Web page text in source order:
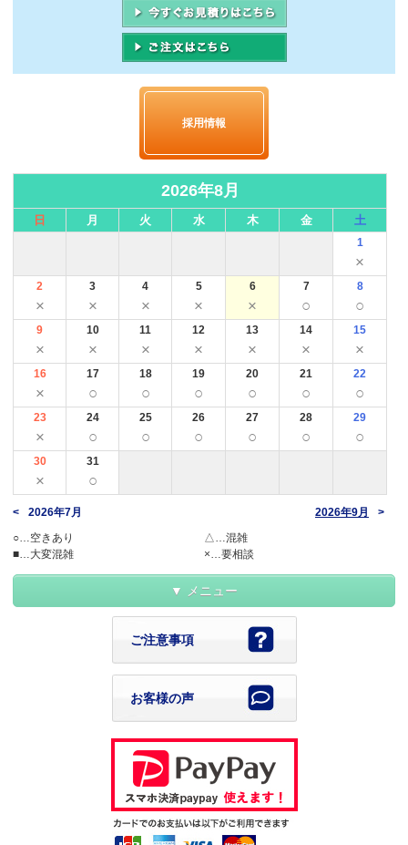
採用情報
2026年8月
日 月 火 水 木 金 土
1
×
2
×
3
×
4
×
5
×
6
×
7
○
8
○
9
×
10
×
11
×
12
×
13
×
14
×
15
×
16
×
17
○
18
○
19
○
20
○
21
○
22
○
23
×
24
○
25
○
26
○
27
○
28
○
29
○
30
×
31
○
2026年7月
2026年9月
○…空きあり
△…混雑
■…大変混雑
×…要相談
メニュー
ご注意事項
お客様の声